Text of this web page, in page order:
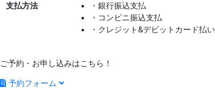
支払方法
・銀行振込支払
・コンビニ振込支払
・クレジット&デビットカード払い
ご予約・お申し込みはこちら！
予約フォーム